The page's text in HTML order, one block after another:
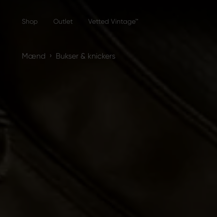
Shop Outlet Vetted Vintage™
Mænd › Bukser & knickers